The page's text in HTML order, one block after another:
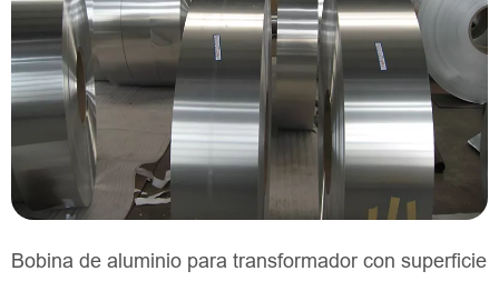
Bobina de aluminio para transformador con superficie